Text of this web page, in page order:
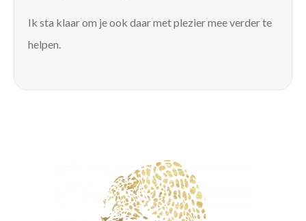
Ik sta klaar om je ook daar met plezier mee verder te
helpen.